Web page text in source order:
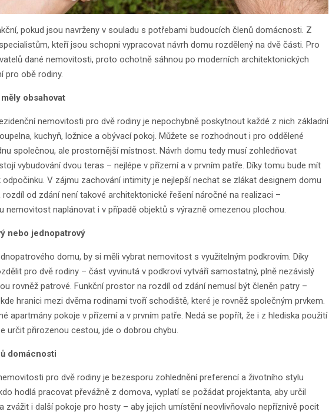
pokud jsou navrženy v souladu s potřebami budoucích členů domácnosti. Z
kteří jsou schopni vypracovat návrh domu rozdělený na dvě části. Pro
dané nemovitosti, proto ochotně sáhnou po moderních architektonických
pro obě rodiny.
obsahovat
nemovitosti pro dvě rodiny je nepochybně poskytnout každé z nich základní
kuchyň, ložnice a obývací pokoj. Můžete se rozhodnout i pro oddělené
společnou, ale prostornější místnost. Návrh domu tedy musí zohledňovat
vybudování dvou teras – nejlépe v přízemí a v prvním patře. Díky tomu bude mít
V zájmu zachování intimity je nejlepší nechat se zlákat designem domu
od zdání není takové architektonické řešení náročné na realizaci –
naplánovat i v případě objektů s výrazně omezenou plochou.
nebo jednopatrový
domu, by si měli vybrat nemovitost s využitelným podkrovím. Díky
pro dvě rodiny – část vyvinutá v podkroví vytváří samostatný, plně nezávislý
rovněž patrové. Funkční prostor na rozdíl od zdání nemusí být členěn patry –
hranici mezi dvěma rodinami tvoří schodiště, které je rovněž společným prvkem.
apartmány pokoje v přízemí a v prvním patře. Nedá se popřít, že i z hlediska použití
určit přirozenou cestou, jde o dobrou chybu.
domácnosti
pro dvě rodiny je bezesporu zohlednění preferencí a životního stylu
hodlá pracovat převážně z domova, vyplatí se požádat projektanta, aby určil
zvážit i další pokoje pro hosty – aby jejich umístění neovlivňovalo nepříznivě pocit